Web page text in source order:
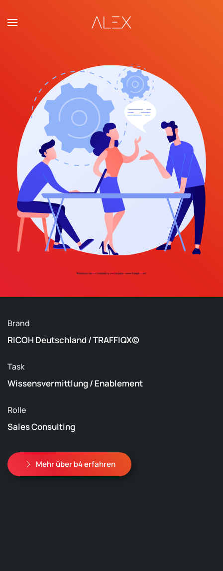
Zum Hauptinhalt springen
Business vector created by vectorjuice - www.freepik.com
Brand
RICOH Deutschland / TRAFFIQX©
Task
Wissensvermittlung / Enablement
Rolle
Sales Consulting
Mehr über b4 erfahren